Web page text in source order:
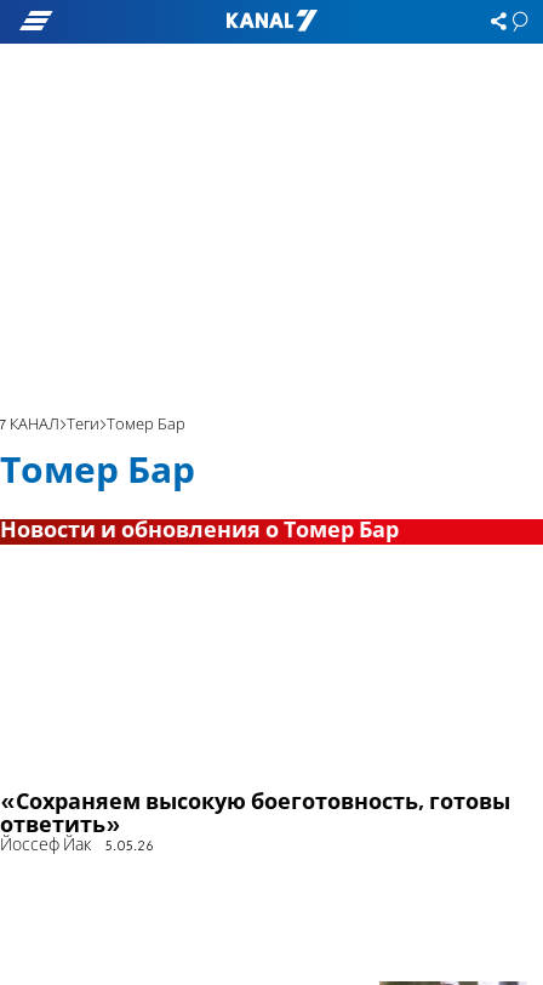
7 КАНАЛ Теги Томер Бар
Томер Бар
Новости и обновления о Томер Бар
«Сохраняем высокую боеготовность, готовы
ответить»
Йоссеф Йак 5.05.26